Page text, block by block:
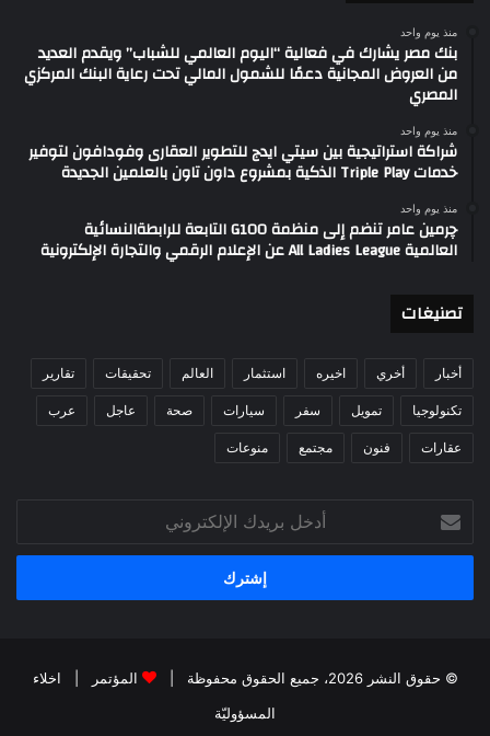
منذ يوم واحد
بنك مصر يشارك في فعالية “اليوم العالمي للشباب” ويقدم العديد
من العروض المجانية دعمًا للشمول المالي تحت رعاية البنك المركزي
المصري
منذ يوم واحد
شراكة استراتيجية بين سيتي ايدج للتطوير العقارى وفودافون لتوفير
خدمات Triple Play الذكية بمشروع داون تاون بالعلمين الجديدة
منذ يوم واحد
چرمين عامر تنضم إلى منظمة G100 التابعة للرابطةالنسائية
العالمية All Ladies League عن الإعلام الرقمي والتجارة الإلكترونية
تصنيغات
أخبار أخري اخيره استثمار العالم تحقيقات تقارير
تكنولوجيا تمويل سفر سيارات صحة عاجل عرب
عقارات فنون مجتمع منوعات
بريدك
الإلكتروني
© حقوق النشر 2026، جميع الحقوق محفوظة | المؤتمر
اخلاء
المسؤوليّة